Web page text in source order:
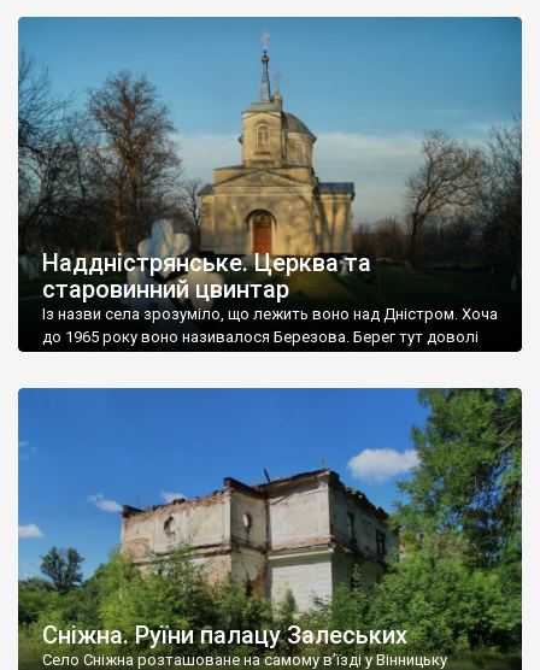
старовинний цвинтар із кам’яними хрестами. Всі епітафії, які
збереглися, написані кирилицею, церковнослов’янською
мовою. За всіма традиційними ознаками – цвинтар
український. Хрести датуються 19 століттям. У 1924-1940
роках Болган […]
Наддністрянське. Церква та
старовинний цвинтар
Із назви села зрозуміло, що лежить воно над Дністром. Хоча
до 1965 року воно називалося Березова. Берег тут доволі
Наддністрянське відрізняється від більшості навколишніх
сіл. У селі є мурована Михайлівська церква. Точної дати […]
Сніжна. Руїни палацу Залеських
Село Сніжна розташоване на самому в’їзді у Вінницьку